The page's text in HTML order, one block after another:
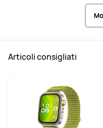
Articoli consigliati